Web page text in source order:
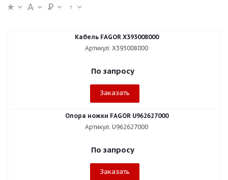
Кабель FAGOR X393008000
Артикул: X393008000
По запросу
Заказать
Опора ножки FAGOR U962627000
Артикул: U962627000
По запросу
Заказать